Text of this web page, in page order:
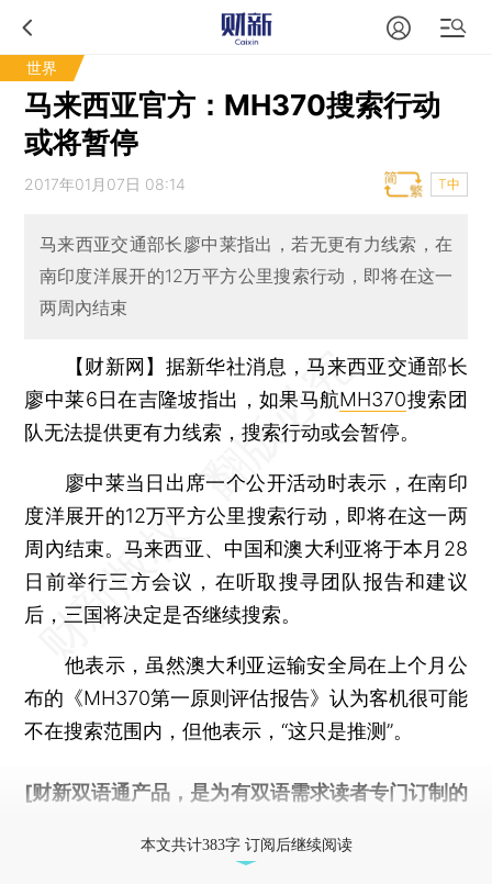
世界
马来西亚官方：MH370搜索行动
或将暂停
2017年01月07日 08:14 T中
马来西亚交通部长廖中莱指出，若无更有力线索，在
南印度洋展开的12万平方公里搜索行动，即将在这一
两周內结束
【财新网】 据新华社消息，马来西亚交通部长
廖中莱6日在吉隆坡指出，如果马航MH370搜索团
队无法提供更有力线索，搜索行动或会暂停。
廖中莱当日出席一个公开活动时表示，在南印
度洋展开的12万平方公里搜索行动，即将在这一两
周內结束。马来西亚、中国和澳大利亚将于本月28
日前举行三方会议，在听取搜寻团队报告和建议
后，三国将决定是否继续搜索。
他表示，虽然澳大利亚运输安全局在上个月公
布的《MH370第一原则评估报告》认为客机很可能
不在搜索范围内，但他表示，“这只是推测”。
[财新双语通产品，是为有双语需求读者专门订制的
本文共计383字 订阅后继续阅读